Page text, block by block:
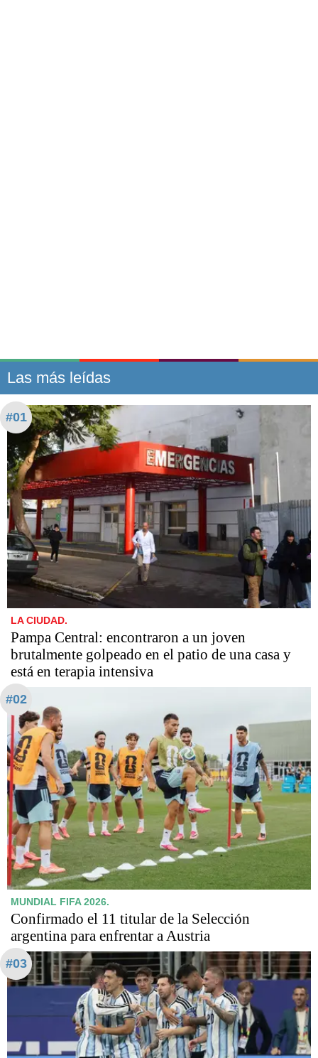
Las más leídas
#01
LA CIUDAD.
Pampa Central: encontraron a un joven
brutalmente golpeado en el patio de una casa y
está en terapia intensiva
#02
MUNDIAL FIFA 2026.
Confirmado el 11 titular de la Selección
argentina para enfrentar a Austria
#03